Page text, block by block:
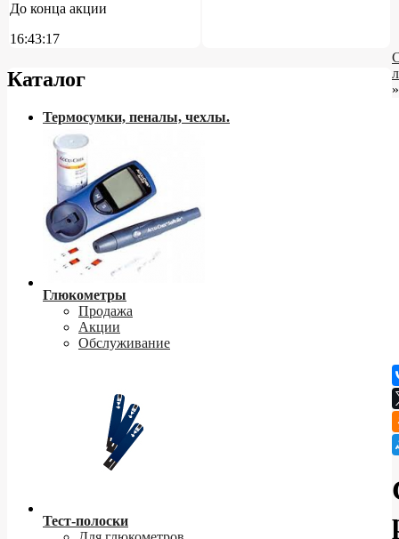
До конца акции
16:43:16
Каталог
Термосумки, пеналы, чехлы.
Глюкометры
Продажа
Акции
Обслуживание
Тест-полоски
»